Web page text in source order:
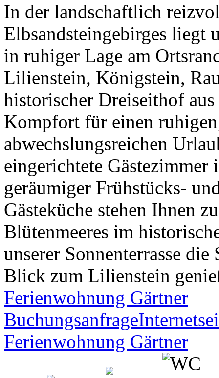
In der landschaftlich
Elbsandsteingebirges liegt
in ruhiger Lage am
Lilienstein, Königstein,
historischer Dreiseithof
Kompfort für einen
abwechslungsreichen
eingerichtete
geräumiger Frühstücks-
Gästeküche stehen Ihnen
Blütenmeeres im
unserer Sonnenterrasse
Blick zum Lilienstein
Ferienwohnung Gärtner
Buchungsanfrage
Ferienwohnung Gärtner